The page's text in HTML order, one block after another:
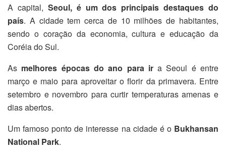
A capital, Seoul, é um dos principais destaques do
país. A cidade tem cerca de 10 milhões de habitantes,
sendo o coração da economia, cultura e educação da
Coréia do Sul.
As melhores épocas do ano para ira Seoul é entre
março e maio para aproveitar o florir da primavera. Entre
setembro e novembro para curtir temperaturas amenas e
dias abertos.
Um famoso ponto de interesse na cidade é o Bukhansan
National Park.